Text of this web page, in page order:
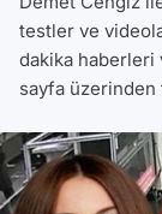
testler ve
dakika
sayfa